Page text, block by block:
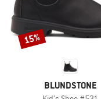
MARKE
BLUNDSTONE
Rabatt
15%